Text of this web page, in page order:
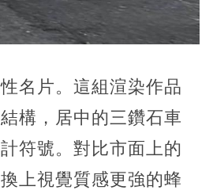
名片。這組渲染作品
構，居中的三鑽石車
符號。對比市面上的
上視覺質感更強的蜂